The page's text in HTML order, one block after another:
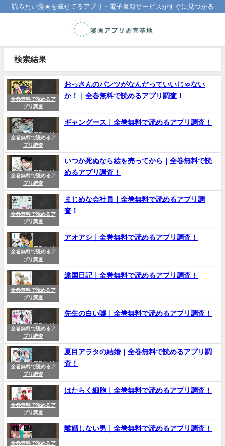
読みたい漫画を載せてるアプリ・電子書籍サービスがすぐに見つかる
検索結果
全巻無料で読めるア
プリ調査
おっさんのパンツがなんだっていいじゃない
か！｜全巻無料で読めるアプリ調査！
全巻無料で読めるア
プリ調査
ギャングース｜全巻無料で読めるアプリ調査！
全巻無料で読めるア
プリ調査
いつか死ぬなら絵を売ってから｜全巻無料で読
めるアプリ調査！
全巻無料で読めるア
プリ調査
まじめな会社員｜全巻無料で読めるアプリ調
査！
全巻無料で読めるア
プリ調査
アオアシ｜全巻無料で読めるアプリ調査！
全巻無料で読めるア
プリ調査
違国日記｜全巻無料で読めるアプリ調査！
全巻無料で読めるア
プリ調査
先生の白い嘘｜全巻無料で読めるアプリ調査！
全巻無料で読めるア
プリ調査
夏目アラタの結婚｜全巻無料で読めるアプリ調
査！
全巻無料で読めるア
プリ調査
はたらく細胞｜全巻無料で読めるアプリ調査！
全巻無料で読めるア
離婚しない男｜全巻無料で読めるアプリ調査！